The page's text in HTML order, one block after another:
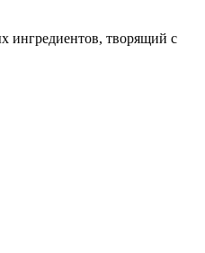
ингредиентов, творящий с